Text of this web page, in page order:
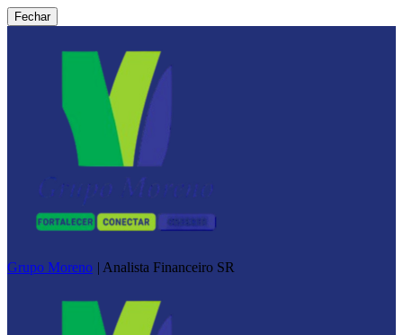
Fechar
Grupo Moreno | Analista Financeiro SR